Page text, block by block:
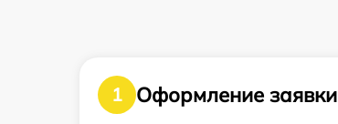
1
Оформление заявки